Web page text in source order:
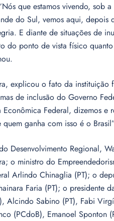
que estamos vivendo, sob
do Sul, vemos aqui, depois
E diante de situações de
do ponto de vista físico
explicou o fato da instituição
de inclusão do Governo
Federal, dizemos e
ganha com isso é o
Desenvolvimento Regional,
o ministro do
Arlindo Chinaglia (PT); o
Faria (PT); o presidente
Alcindo Sabino (PT), Fabi
(PCdoB), Emanoel Sponton